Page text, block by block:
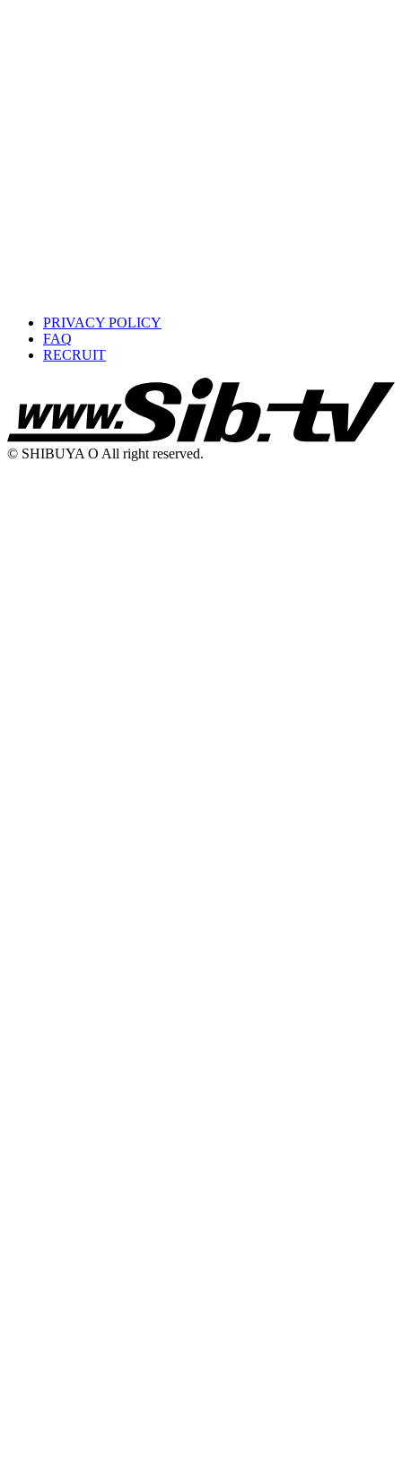
PRIVACY POLICY
FAQ
RECRUIT
© SHIBUYA O All right reserved.